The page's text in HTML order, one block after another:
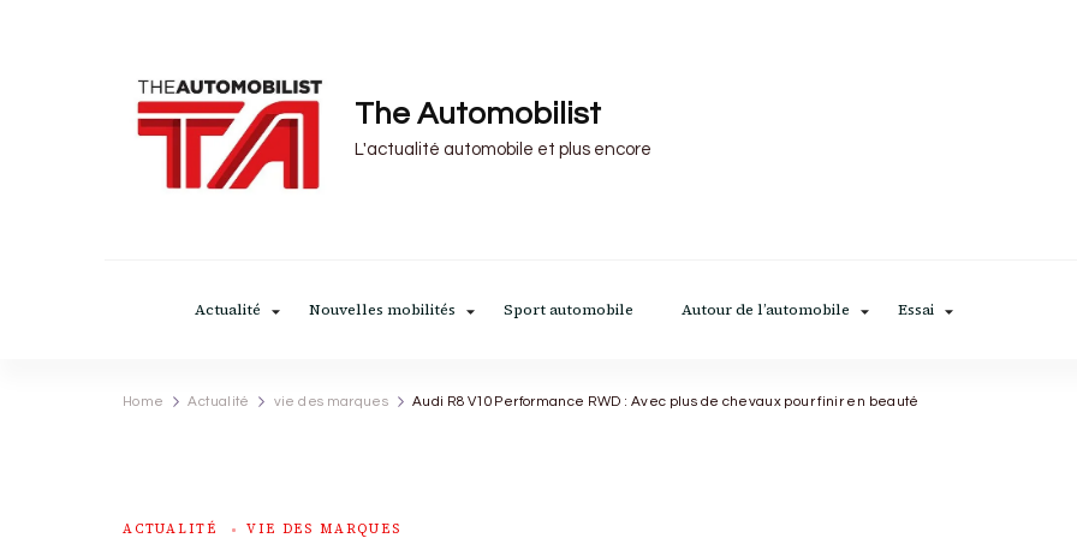
The Automobilist
L'actualité automobile et plus encore
Actualité Nouvelles mobilités Sport automobile Autour de l’automobile Essai
Home Actualité vie des marques Audi R8 V10 Performance RWD : Avec plus de chevaux pour finir en beauté
ACTUALITÉ VIE DES MARQUES